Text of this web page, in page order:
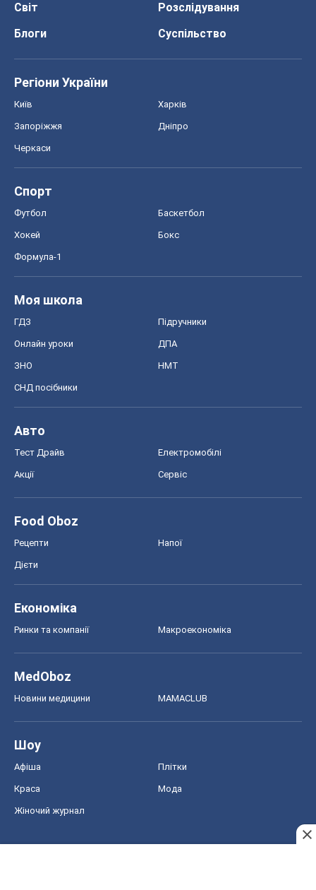
Світ
Розслідування
Блоги
Суспільство
Регіони України
Київ Харків
Запоріжжя Дніпро
Черкаси
Спорт
Футбол Баскетбол
Хокей Бокс
Формула-1
Моя школа
ГДЗ Підручники
Онлайн уроки ДПА
ЗНО НМТ
СНД посібники
Авто
Тест Драйв Електромобілі
Акції Сервіс
Food Oboz
Рецепти Напої
Дієти
Економіка
Ринки та компанії Макроекономіка
MedOboz
Новини медицини MAMACLUB
Шоу
Афіша Плітки
Краса Мода
Жіночий журнал